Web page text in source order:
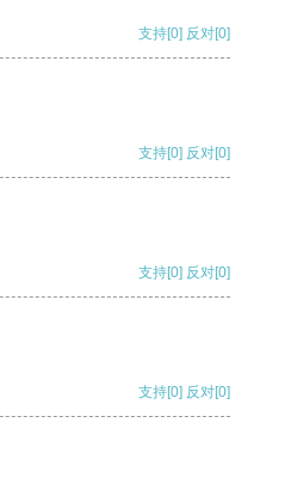
支持[0] 反对[0]
支持[0] 反对[0]
支持[0] 反对[0]
支持[0] 反对[0]